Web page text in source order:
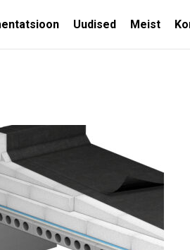
Uudised Meist